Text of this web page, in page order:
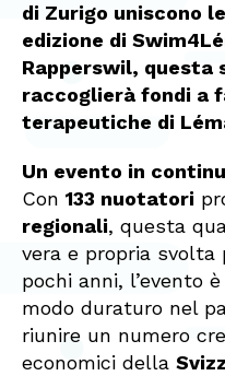
di Zurigo uniscono
edizione di
Rapperswil,
raccoglierà fondi a
terapeutiche di
Un evento in
Con 133 nuotatori
regionali, questa
vera e propria svolta
pochi anni, l’evento
modo duraturo nel
riunire un numero
economici della